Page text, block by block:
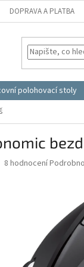
DOPRAVA A PLATBA
polohovací stoly
Průměrné
hvězdiček.
8 hodnocení